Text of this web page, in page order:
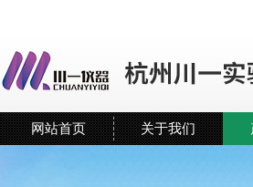
网站首页 关于我们